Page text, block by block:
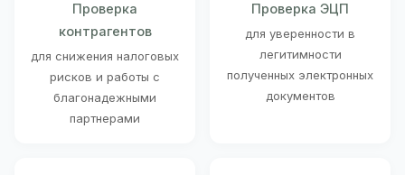
Проверка
контрагентов
для снижения налоговых
рисков и работы с
благонадежными
партнерами
Проверка ЭЦП
для уверенности в
легитимности
полученных электронных
документов